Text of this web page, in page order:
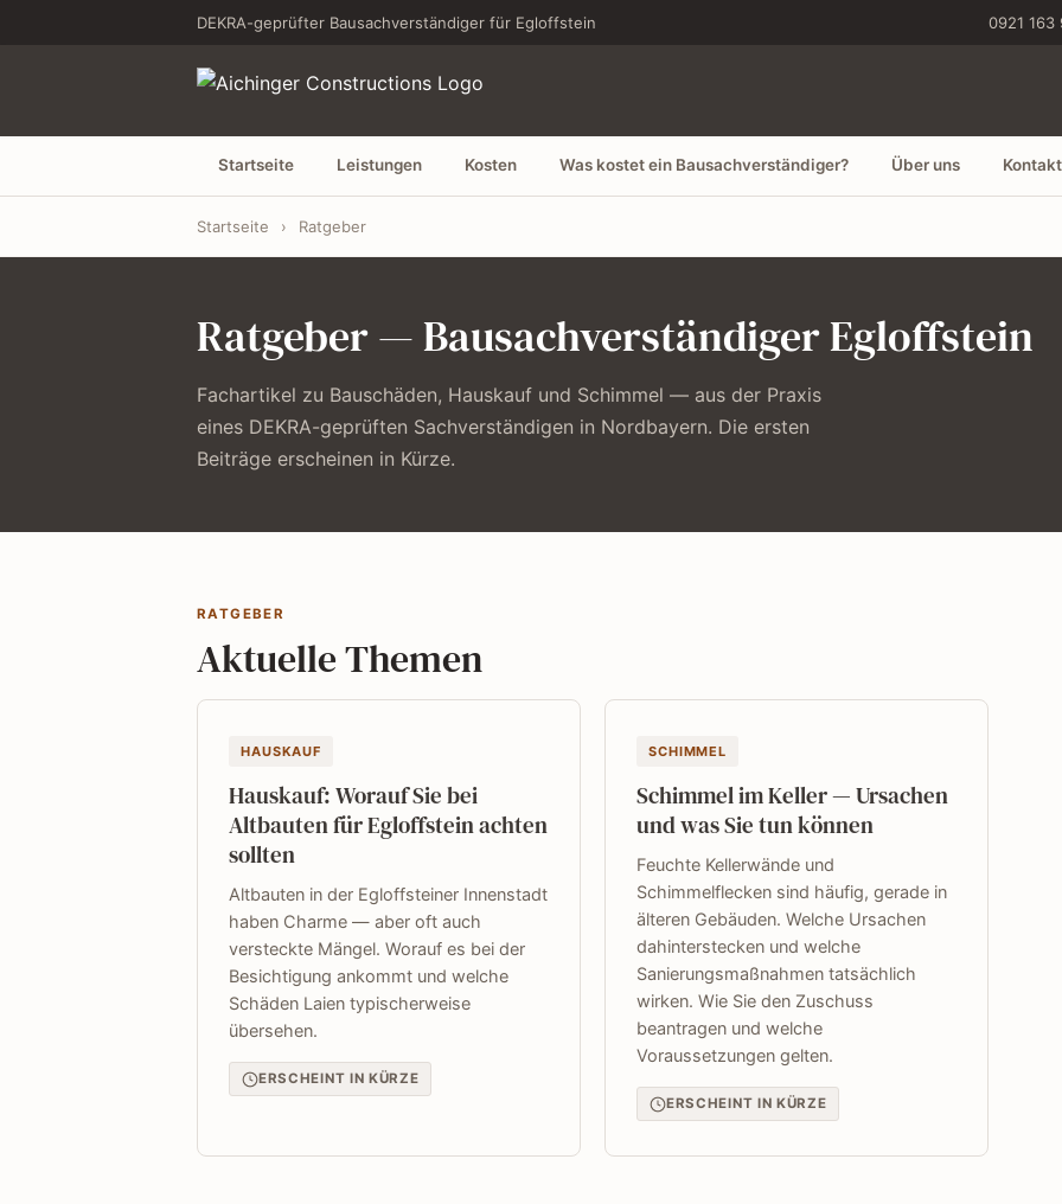
DEKRA-geprüfter Bausachverständiger für Egloffstein 0921 163
Startseite Leistungen Kosten Was kostet ein Bausachverständiger? Über uns Kontakt
Startseite › Ratgeber
Ratgeber — Bausachverständiger Egloffstein
Fachartikel zu Bauschäden, Hauskauf und Schimmel — aus der Praxis
eines DEKRA-geprüften Sachverständigen in Nordbayern. Die ersten
Beiträge erscheinen in Kürze.
RATGEBER
Aktuelle Themen
HAUSKAUF
Hauskauf: Worauf Sie bei
Altbauten für Egloffstein achten
sollten
Altbauten in der Egloffsteiner Innenstadt
haben Charme — aber oft auch
versteckte Mängel. Worauf es bei der
Besichtigung ankommt und welche
Schäden Laien typischerweise
übersehen.
ERSCHEINT IN KÜRZE
SCHIMMEL
Schimmel im Keller — Ursachen
und was Sie tun können
Feuchte Kellerwände und
Schimmelflecken sind häufig, gerade in
älteren Gebäuden. Welche Ursachen
dahinterstecken und welche
Sanierungsmaßnahmen tatsächlich
wirken. Wie Sie den Zuschuss
beantragen und welche
Voraussetzungen gelten.
ERSCHEINT IN KÜRZE